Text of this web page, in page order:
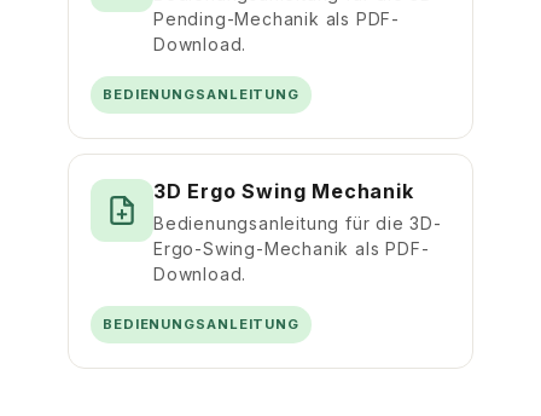
Pending-Mechanik als PDF-
Download.
BEDIENUNGSANLEITUNG
3D Ergo Swing Mechanik
Bedienungsanleitung für die 3D-
Ergo-Swing-Mechanik als PDF-
Download.
BEDIENUNGSANLEITUNG